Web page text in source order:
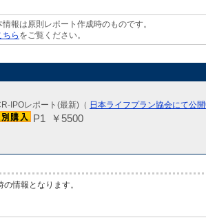
報は原則レポート作成時のものです。
ちら をご覧ください。
IPOレポート(最新)（ 日本ライフプラン協会にて公
P1 ￥5500
情報となります。